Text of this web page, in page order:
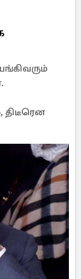
திடீரென